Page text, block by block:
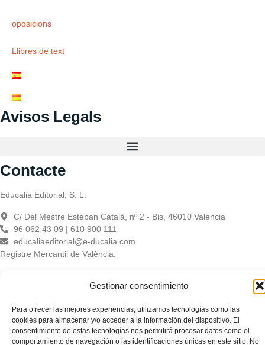
Gestionar consentimiento
Para ofrecer las mejores experiencias, utilizamos tecnologías como las
cookies para almacenar y/o acceder a la información del dispositivo. El
consentimiento de estas tecnologías nos permitirá procesar datos como el
comportamiento de navegación o las identificaciones únicas en este sitio. No
oposicions
Llibres de text
Avisos Legals
Contacte
Educalia Editorial, S. L.
C/ Del Mestre Esteban Catalá, nº 2 - Bis, 46010 València
96 062 43 09 | 610 900 111
educaliaeditorial@e-ducalia.com
Registre Mercantil de València:
Educàlia Editorial Sociedad Limitada – Presentación: Tomo 10411.
Educàlia Editorial S.L. està adaptada en compliment de la LSSI-CE,